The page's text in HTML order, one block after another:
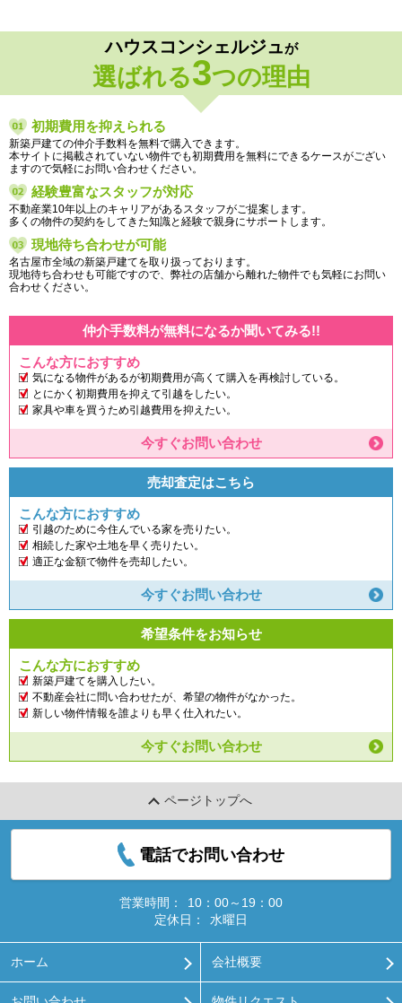
ハウスコンシェルジュが
選ばれる3つの理由
初期費用を抑えられる
新築戸建ての仲介手数料を無料で購入できます。
本サイトに掲載されていない物件でも初期費用を無料にできるケースがござい
ますので気軽にお問い合わせください。
経験豊富なスタッフが対応
不動産業10年以上のキャリアがあるスタッフがご提案します。
多くの物件の契約をしてきた知識と経験で親身にサポートします。
現地待ち合わせが可能
名古屋市全域の新築戸建てを取り扱っております。
現地待ち合わせも可能ですので、弊社の店舗から離れた物件でも気軽にお問い
合わせください。
仲介手数料が無料になるか聞いてみる!!
こんな方におすすめ
気になる物件があるが初期費用が高くて購入を再検討している。
とにかく初期費用を抑えて引越をしたい。
家具や車を買うため引越費用を抑えたい。
今すぐお問い合わせ
売却査定はこちら
こんな方におすすめ
引越のために今住んでいる家を売りたい。
相続した家や土地を早く売りたい。
適正な金額で物件を売却したい。
今すぐお問い合わせ
希望条件をお知らせ
こんな方におすすめ
新築戸建てを購入したい。
不動産会社に問い合わせたが、希望の物件がなかった。
新しい物件情報を誰よりも早く仕入れたい。
今すぐお問い合わせ
ページトップへ
電話でお問い合わせ
営業時間：
10：00～19：00
定休日：
水曜日
ホーム 会社概要